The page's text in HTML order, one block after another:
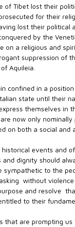
of Tibet lost their
for their
lost their political
by the
on a religious and
suppression of
Aquileia.
confined in a position
state until their
themselves in
now only
on both a social and
events and
dignity should
sympathetic to the
 without
and resolve 
to their
that are prompting us